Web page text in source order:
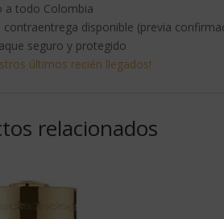
a todo Colombia
contraentrega disponible (previa
seguro y protegido
últimos recién llegados!
relacionados